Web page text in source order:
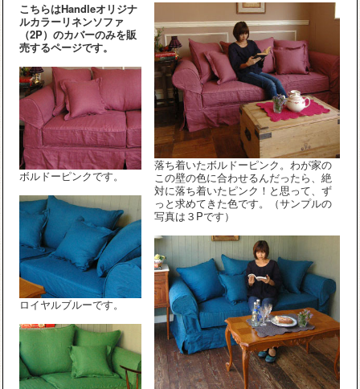
こちらはHandleオリジナ
ルカラーリネンソファ
（2P）のカバーのみを販
売するページです。
ボルドーピンクです。
ロイヤルブルーです。
落ち着いたボルドーピンク。わが家の
この壁の色に合わせるんだったら、絶
対に落ち着いたピンク！と思って、ず
っと求めてきた色です。（サンプルの
写真は３Pです）